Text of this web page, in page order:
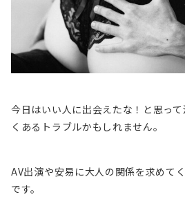
今日はいい人に出会えたな！と思っ
くあるトラブルかもしれません。
AV出演や安易に大人の関係を求めて
です。